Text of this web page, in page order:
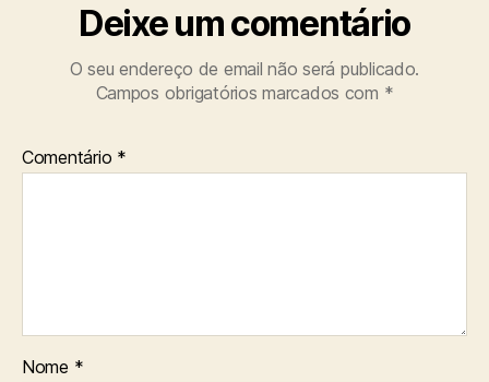
Deixe um comentário
O seu endereço de email não será publicado.
Campos obrigatórios marcados com *
Comentário *
Nome *